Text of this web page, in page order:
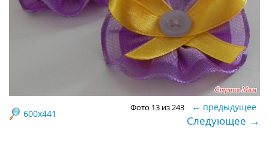
600x441
Фото 13 из 243 ← предыдущее
Следующее →